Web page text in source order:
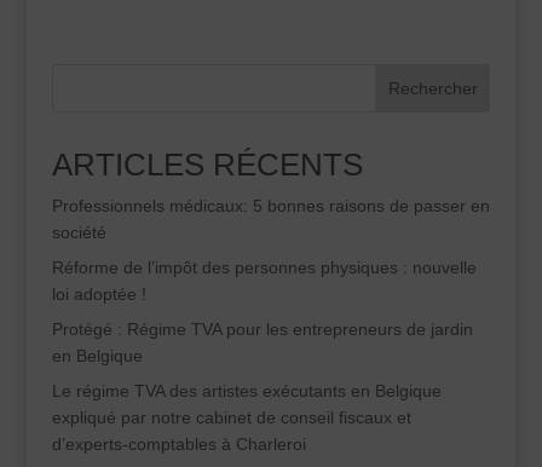
Rechercher
ARTICLES RÉCENTS
Professionnels médicaux: 5 bonnes raisons de passer en
société
Réforme de l’impôt des personnes physiques : nouvelle
loi adoptée !
Protégé : Régime TVA pour les entrepreneurs de jardin
en Belgique
Le régime TVA des artistes exécutants en Belgique
expliqué par notre cabinet de conseil fiscaux et
d’experts-comptables à Charleroi